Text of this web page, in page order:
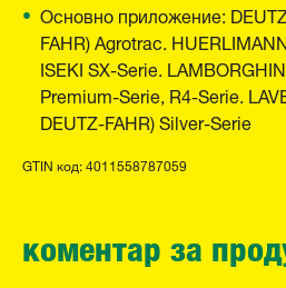
Основно приложение:
FAHR) Agrotrac.
ISEKI SX-Serie.
Premium-Serie, R4-Serie.
DEUTZ-FAHR) Silver-Serie
GTIN код: 4011558787059
коментар за